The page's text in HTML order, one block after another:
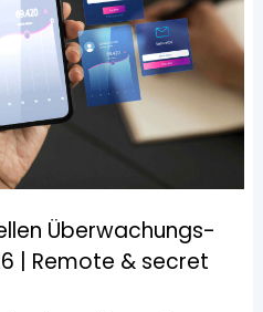
Überwachungs-
| Remote & secret